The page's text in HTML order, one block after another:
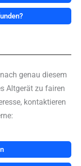
genau diesem
Altgerät zu fairen
kontaktieren